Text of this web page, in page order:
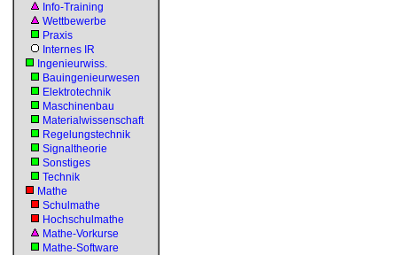
Info-Training
Wettbewerbe
Praxis
Internes IR
Ingenieurwiss.
Bauingenieurwesen
Elektrotechnik
Maschinenbau
Materialwissenschaft
Regelungstechnik
Signaltheorie
Sonstiges
Technik
Mathe
Schulmathe
Hochschulmathe
Mathe-Vorkurse
Mathe-Software